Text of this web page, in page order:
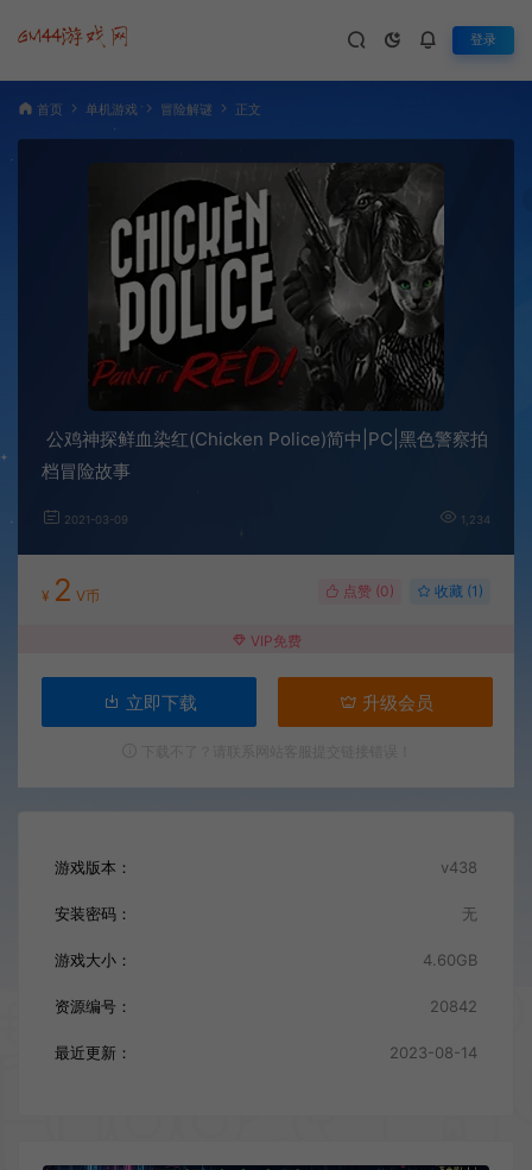
登录
首页 单机游戏 冒险解谜 正文
公鸡神探鲜血染红(Chicken Police)简中|PC|黑色警察拍
档冒险故事
2021-03-09 1,234
¥ 2 V币 点赞 (0) 收藏 (1)
VIP免费
立即下载 升级会员
游戏版本： v438
安装密码： 无
游戏大小： 4.60GB
资源编号： 20842
最近更新： 2023-08-14